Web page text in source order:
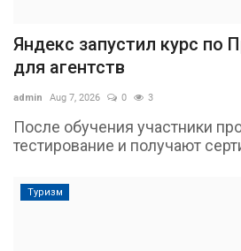
Яндекс запустил курс по
для агентств
admin Aug 7, 2026 0 3
После обучения участники
тестирование и получают
Туризм